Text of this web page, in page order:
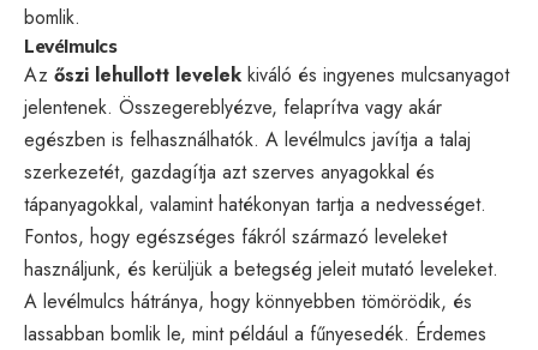
bomlik.
Levélmulcs
Az őszi lehullott levelek kiváló és ingyenes mulcsanyagot
jelentenek. Összegereblyézve, felaprítva vagy akár
egészben is felhasználhatók. A levélmulcs javítja a talaj
szerkezetét, gazdagítja azt szerves anyagokkal és
tápanyagokkal, valamint hatékonyan tartja a nedvességet.
Fontos, hogy egészséges fákról származó leveleket
használjunk, és kerüljük a betegség jeleit mutató leveleket.
A levélmulcs hátránya, hogy könnyebben tömörödik, és
lassabban bomlik le, mint például a fűnyesedék. Érdemes